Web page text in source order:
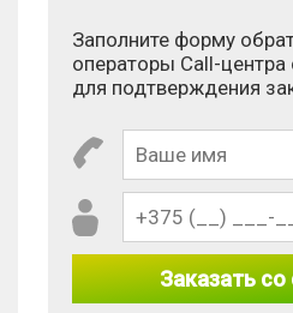
Заполните форму
операторы Call-центра
для подтверждения
Заказать